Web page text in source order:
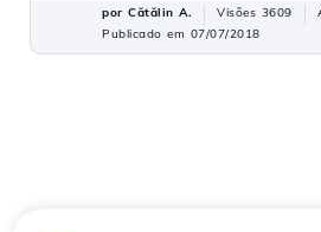
por Cătălin A. Visões 3609
Publicado em 07/07/2018